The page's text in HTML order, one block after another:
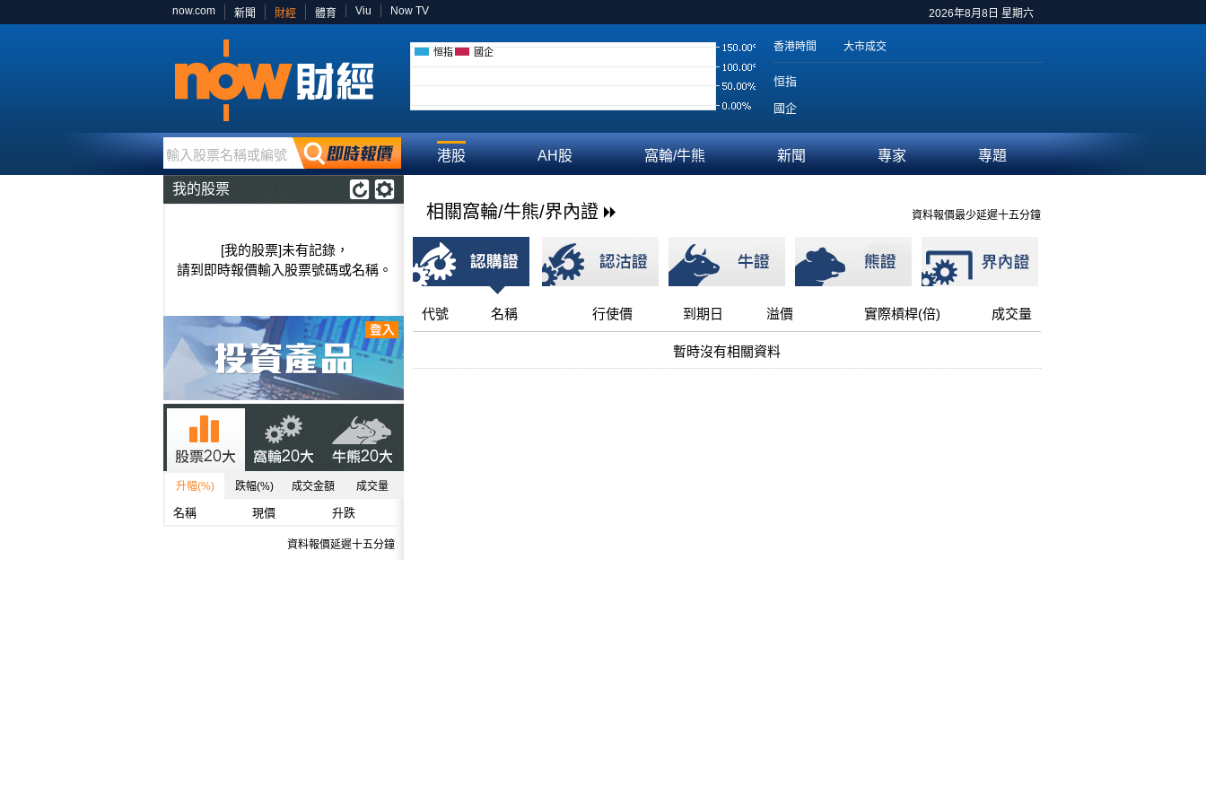
2026年8月8日 星期六
now.com 新聞 財經 體育 Viu Now TV
恒指 國企 香港時間 大市成交
恒指
國企
輸入股票名稱或編號 港股 AH股 窩輪/牛熊 新聞 專家 專題
我的股票
[我的股票]未有記錄，
請到即時報價輸入股票號碼或名稱。
升幅(%) 跌幅(%) 成交金額 成交量
名稱 現價 升跌
資料報價延遲十五分鐘
資料報價最少延遲十五分鐘
相關窩輪/牛熊/界內證
代號 名稱 行使價 到期日 溢價 實際槓桿(倍) 成交量
暫時沒有相關資料